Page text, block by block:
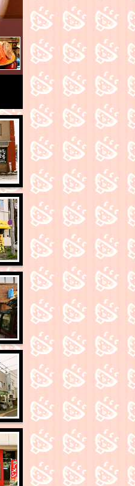
札
ッ
ら
幌